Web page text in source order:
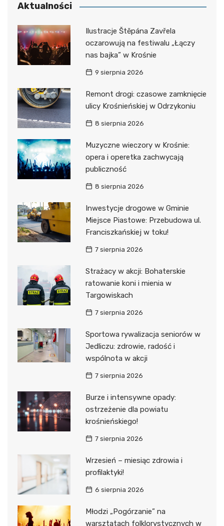
Aktualności
Ilustracje Štěpána Zavřela
oczarowują na festiwalu „Łączy
nas bajka” w Krośnie
9 sierpnia 2026
Remont drogi: czasowe zamknięcie
ulicy Krośnieńskiej w Odrzykoniu
8 sierpnia 2026
Muzyczne wieczory w Krośnie:
opera i operetka zachwycają
publiczność
8 sierpnia 2026
Inwestycje drogowe w Gminie
Miejsce Piastowe: Przebudowa ul.
Franciszkańskiej w toku!
7 sierpnia 2026
Strażacy w akcji: Bohaterskie
ratowanie koni i mienia w
Targowiskach
7 sierpnia 2026
Sportowa rywalizacja seniorów w
Jedliczu: zdrowie, radość i
wspólnota w akcji
7 sierpnia 2026
Burze i intensywne opady:
ostrzeżenie dla powiatu
krośnieńskiego!
7 sierpnia 2026
Wrzesień – miesiąc zdrowia i
profilaktyki!
6 sierpnia 2026
Młodzi „Pogórzanie” na
warsztatach folklorystycznych w